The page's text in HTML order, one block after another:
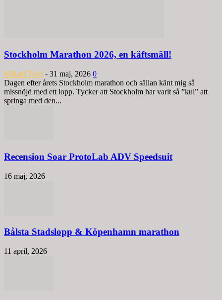
Stockholm Marathon 2026, en käftsmäll!
Mikael Tisjö - 31 maj, 2026 0
Dagen efter årets Stockholm marathon och sällan känt mig så
missnöjd med ett lopp. Tycker att Stockholm har varit så ”kul” att
springa med den...
Recension Soar ProtoLab ADV Speedsuit
16 maj, 2026
Bålsta Stadslopp & Köpenhamn marathon
11 april, 2026